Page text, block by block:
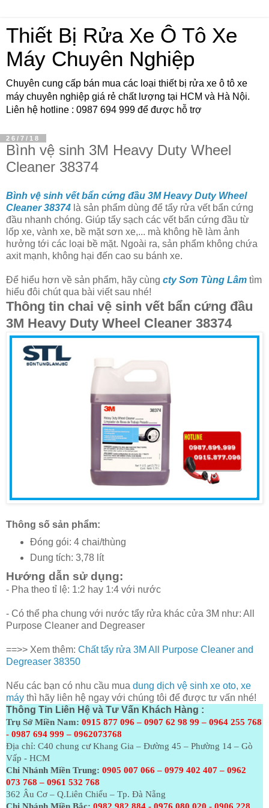
Thiết Bị Rửa Xe Ô Tô Xe
Máy Chuyên Nghiệp
Chuyên cung cấp bán mua các loại thiết bị rửa xe ô tô xe
máy chuyên nghiệp giá rẻ chất lượng tại HCM và Hà Nội.
Liên hệ hotline : 0987 694 999 để được hỗ trợ
26/7/18
Bình vệ sinh 3M Heavy Duty Wheel
Cleaner 38374
Bình vệ sinh vết bẩn cứng đầu 3M Heavy Duty Wheel
Cleaner 38374 là sản phẩm dùng để tẩy rửa vết bẩn cứng
đầu nhanh chóng. Giúp tẩy sạch các vết bẩn cứng đầu từ
lốp xe, vành xe, bề mặt sơn xe,... mà không hề làm ảnh
hưởng tới các loại bề mặt. Ngoài ra, sản phẩm không chứa
axit mạnh, không hại đến cao su bánh xe.
Để hiểu hơn về sản phẩm, hãy cùng cty Sơn Tùng Lâm tìm
hiểu đôi chút qua bài viết sau nhé!
Thông tin chai vệ sinh vết bẩn cứng đầu
3M Heavy Duty Wheel Cleaner 38374
Thông số sản phẩm:
Đóng gói: 4 chai/thùng
Dung tích: 3,78 lít
Hướng dẫn sử dụng:
- Pha theo tỉ lệ: 1:2 hay 1:4 với nước
- Có thể pha chung với nước tẩy rửa khác cửa 3M như: All
Purpose Cleaner and Degreaser
==>> Xem thêm: Chất tẩy rửa 3M All Purpose Cleaner and
Degreaser 38350
Nếu các bạn có nhu cầu mua dung dịch vệ sinh xe oto, xe
máy thì hãy liên hệ ngay với chúng tôi để được tư vấn nhé!
Thông Tin Liên Hệ và Tư Vấn Khách Hàng :
Trụ Sở Miền Nam: 0915 877 096 – 0907 62 98 99 – 0964 255 768
- 0987 694 999 – 0962073768
Địa chỉ: C40 chung cư Khang Gia – Đường 45 – Phường 14 – Gò
Vấp - HCM
Chi Nhánh Miền Trung: 0905 007 066 – 0979 402 407 – 0962
073 768 – 0961 532 768
362 Âu Cơ – Q.Liên Chiểu – Tp. Đà Nẵng